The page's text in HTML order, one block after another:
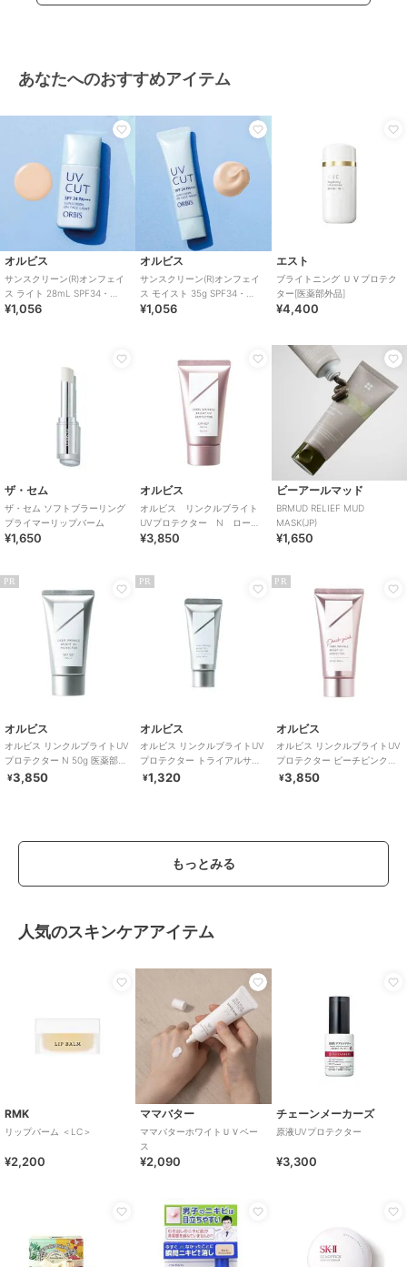
あなたへのおすすめアイテム
オルビス
サンスクリーン(R)オンフェイ
ス ライト 28mL SPF34・
PA+++（顔用日焼け止め）
¥1,056
オルビス
サンスクリーン(R)オンフェイ
ス モイスト 35g SPF34・
PA+++（顔用日焼け止め）
¥1,056
エスト
ブライトニング ＵＶプロテク
ター[医薬部外品]
¥4,400
ザ・セム
ザ・セム ソフトブラーリング
プライマーリップバーム
¥1,650
オルビス
オルビス リンクルブライト
UVプロテクター N ローズ
50g 医薬部外品（顔用日焼け
¥3,850
ビーアールマッド
BRMUD RELIEF MUD
MASK(JP)
¥1,650
PR
オルビス
オルビス リンクルブライトUV
プロテクター N 50g 医薬部外
品（顔用日焼け止め）
¥3,850
PR
オルビス
オルビス リンクルブライトUV
プロテクター トライアルサイ
ズ 15g 医薬部外品 （顔用日焼
¥1,320
PR
オルビス
オルビス リンクルブライトUV
プロテクター ピーチピンク
50g 医薬部外品 （顔用日焼け
¥3,850
もっとみる
人気のスキンケアアイテム
RMK
リップバーム ＜LC＞
¥2,200
ママバター
ママバターホワイトＵＶベー
ス
¥2,090
チェーンメーカーズ
原液UVプロテクター
¥3,300